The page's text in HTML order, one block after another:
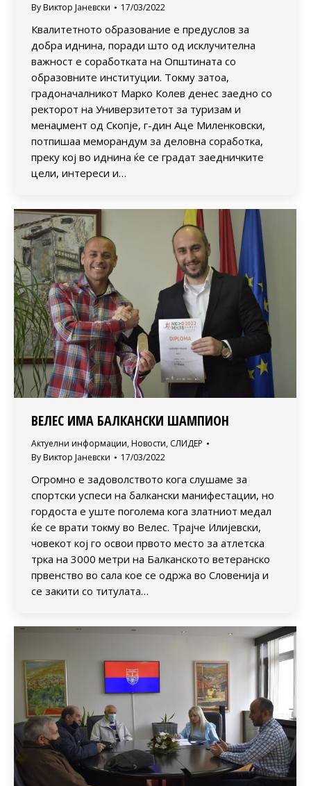
By Виктор Јаневски 17/03/2022
Квалитетното образование е предуслов за
добра иднина, поради што од исклучителна
важност е соработката на Општината со
образовните институции. Токму затоа,
градоначалникот Марко Колев денес заедно со
ректорот на Универзитетот за туризам и
менаџмент од Скопје, г-дин Аце Миленковски,
потпишаа меморандум за деловна соработка,
преку кој во иднина ќе се градат заедничките
цели, интереси и…
ВЕЛЕС ИМА БАЛКАНСКИ ШАМПИОН
Актуелни информации, Новости, СЛИДЕР
By Виктор Јаневски 17/03/2022
Огромно е задоволството кога слушаме за
спортски успеси на балкански манифестации, но
гордоста е уште поголема кога златниот медал
ќе се врати токму во Велес. Трајче Илијевски,
човекот кој го освои првото место за атлетска
трка на 3000 метри на Балканското ветеранско
првенство во сала кое се одржа во Словенија и
се закити со титулата…